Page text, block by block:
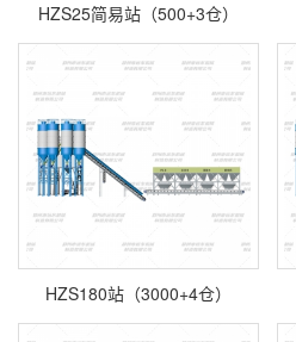
HZS25简易站（500+3仓）
HZS180站（3000+4仓）